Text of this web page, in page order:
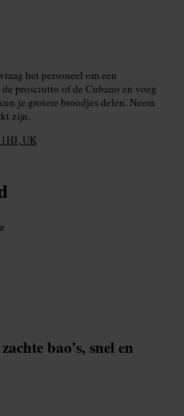
het personeel om een
prosciutto of de Cubano en voeg
je grotere broodjes delen. Neem
zijn.
UK
bao’s, snel en